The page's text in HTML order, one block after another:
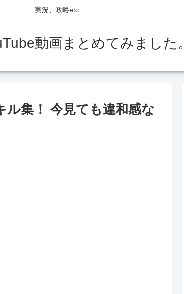
実況、攻略etc
動画まとめてみました。
ル集！ 今見ても違和感な